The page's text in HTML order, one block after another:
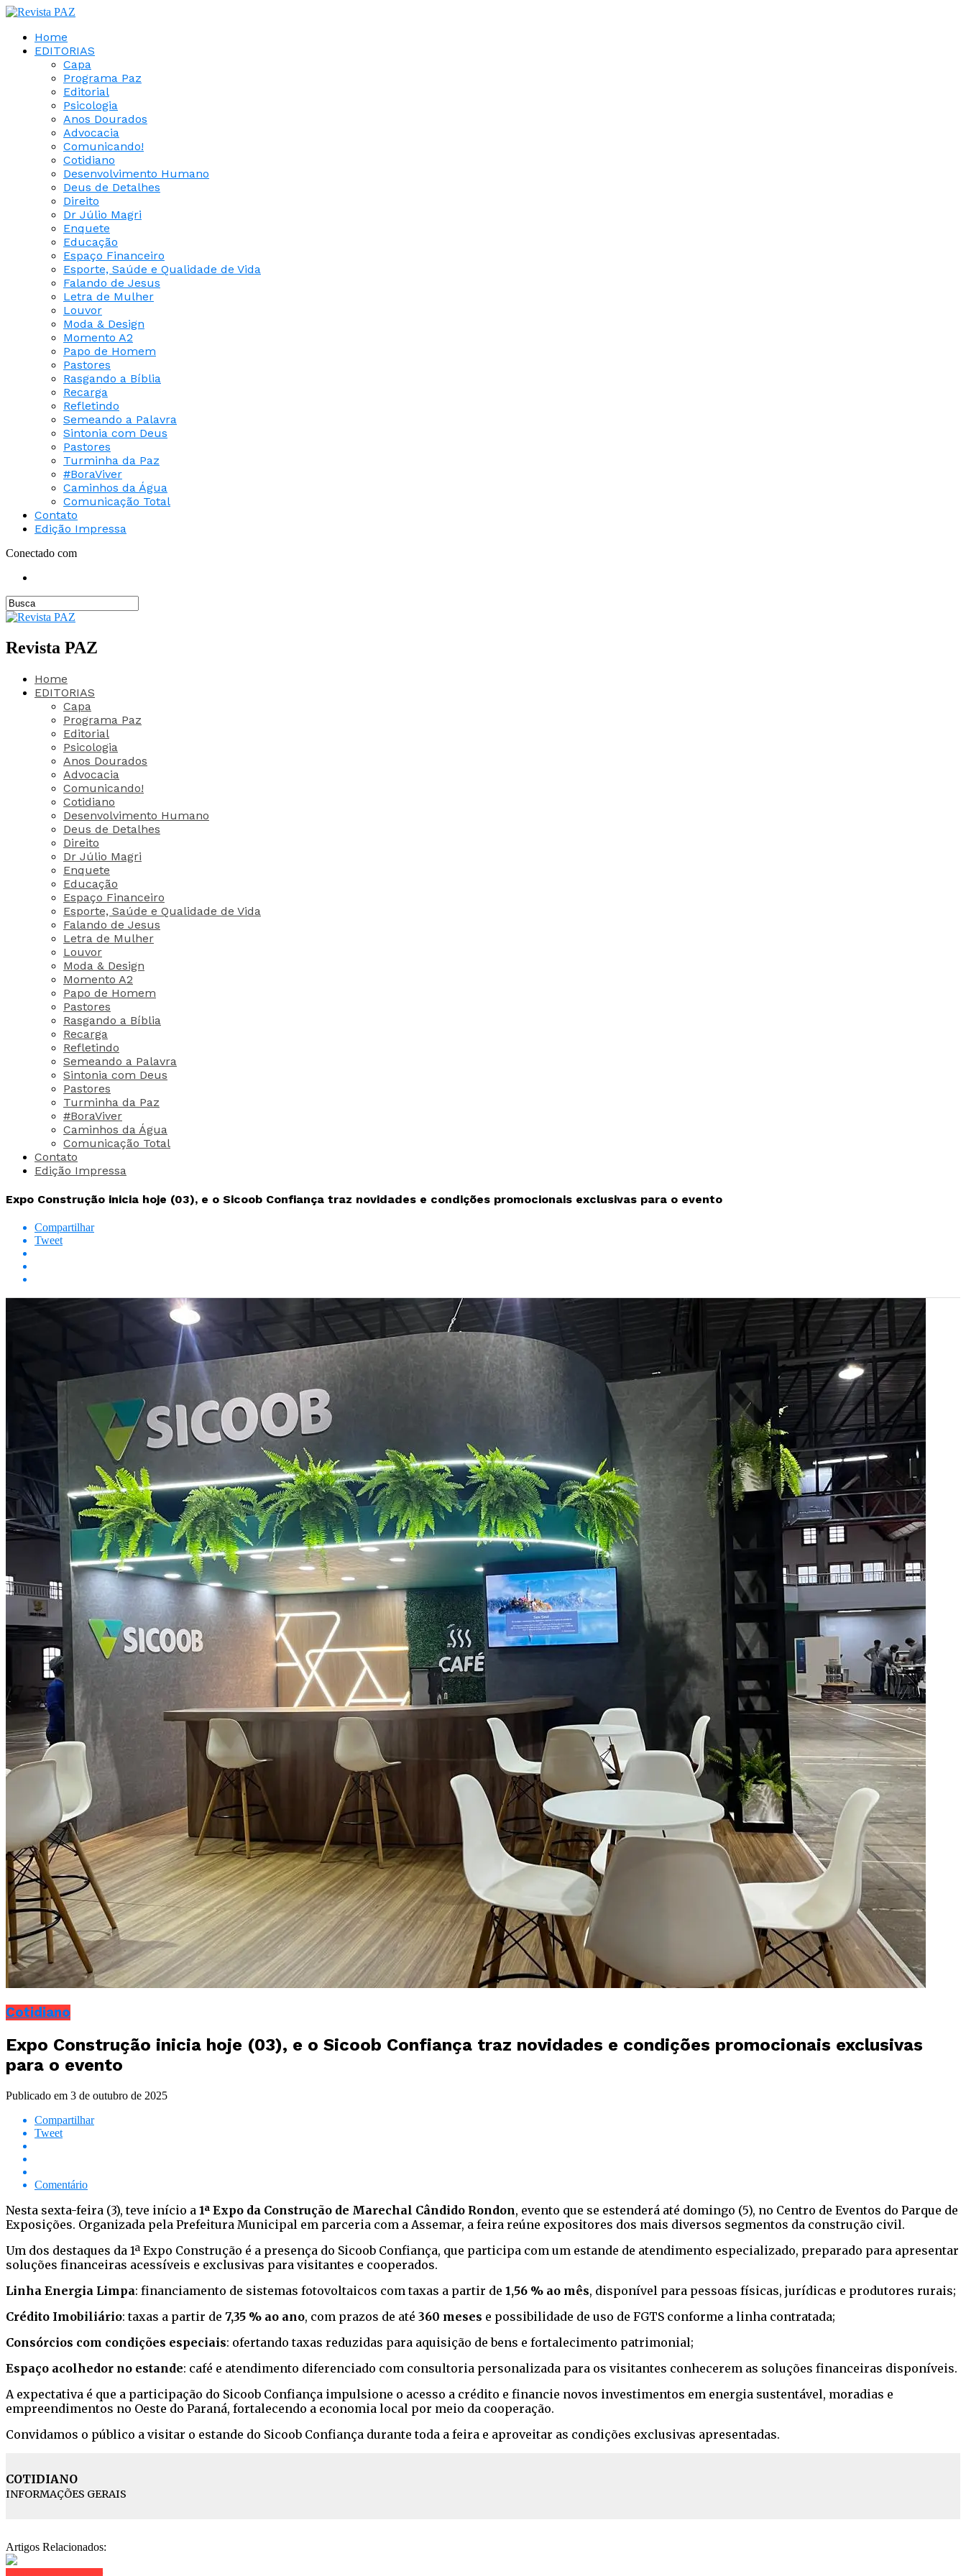
Home
EDITORIAS
Capa
Programa Paz
Editorial
Psicologia
Anos Dourados
Advocacia
Comunicando!
Cotidiano
Desenvolvimento Humano
Deus de Detalhes
Direito
Dr Júlio Magri
Enquete
Educação
Espaço Financeiro
Esporte, Saúde e Qualidade de Vida
Falando de Jesus
Letra de Mulher
Louvor
Moda & Design
Momento A2
Papo de Homem
Pastores
Rasgando a Bíblia
Recarga
Refletindo
Semeando a Palavra
Sintonia com Deus
Pastores
Turminha da Paz
#BoraViver
Caminhos da Água
Comunicação Total
Contato
Edição Impressa
Conectado com
Revista PAZ
Home
EDITORIAS
Capa
Programa Paz
Editorial
Psicologia
Anos Dourados
Advocacia
Comunicando!
Cotidiano
Desenvolvimento Humano
Deus de Detalhes
Direito
Dr Júlio Magri
Enquete
Educação
Espaço Financeiro
Esporte, Saúde e Qualidade de Vida
Falando de Jesus
Letra de Mulher
Louvor
Moda & Design
Momento A2
Papo de Homem
Pastores
Rasgando a Bíblia
Recarga
Refletindo
Semeando a Palavra
Sintonia com Deus
Pastores
Turminha da Paz
#BoraViver
Caminhos da Água
Comunicação Total
Contato
Edição Impressa
Expo Construção inicia hoje (03), e o Sicoob Confiança traz novidades e condições promocionais exclusivas para o evento
Compartilhar
Tweet
Cotidiano
Expo Construção inicia hoje (03), e o Sicoob Confiança traz novidades e condições promocionais exclusivas
para o evento
Publicado em 3 de outubro de 2025
Compartilhar
Tweet
Comentário
Nesta sexta-feira (3), teve início a 1ª Expo da Construção de Marechal Cândido Rondon, evento que se estenderá até domingo (5), no Centro de Eventos do Parque de
Exposições. Organizada pela Prefeitura Municipal em parceria com a Assemar, a feira reúne expositores dos mais diversos segmentos da construção civil.
Um dos destaques da 1ª Expo Construção é a presença do Sicoob Confiança, que participa com um estande de atendimento especializado, preparado para apresentar
soluções financeiras acessíveis e exclusivas para visitantes e cooperados.
Linha Energia Limpa: financiamento de sistemas fotovoltaicos com taxas a partir de 1,56 % ao mês, disponível para pessoas físicas, jurídicas e produtores rurais;
Crédito Imobiliário: taxas a partir de 7,35 % ao ano, com prazos de até 360 meses e possibilidade de uso de FGTS conforme a linha contratada;
Consórcios com condições especiais: ofertando taxas reduzidas para aquisição de bens e fortalecimento patrimonial;
Espaço acolhedor no estande: café e atendimento diferenciado com consultoria personalizada para os visitantes conhecerem as soluções financeiras disponíveis.
A expectativa é que a participação do Sicoob Confiança impulsione o acesso a crédito e financie novos investimentos em energia sustentável, moradias e
empreendimentos no Oeste do Paraná, fortalecendo a economia local por meio da cooperação.
Convidamos o público a visitar o estande do Sicoob Confiança durante toda a feira e aproveitar as condições exclusivas apresentadas.
COTIDIANO
INFORMAÇÕES GERAIS
Artigos Relacionados: